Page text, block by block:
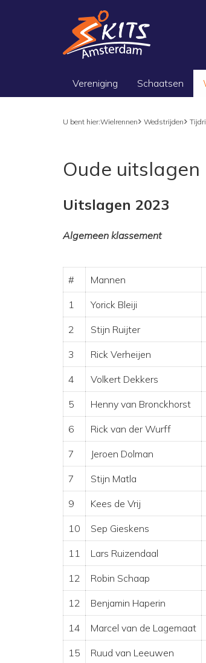
Vereniging Schaatsen
U bent hier:Wielrennen Wedstrijden
Oude uitslagen
Uitslagen 2023
Algemeen klassement
# Mannen
1 Yorick Bleiji
2 Stijn Ruijter
3 Rick Verheijen
4 Volkert Dekkers
5 Henny van Bronckhorst
6 Rick van der Wurff
7 Jeroen Dolman
7 Stijn Matla
9 Kees de Vrij
10 Sep Gieskens
11 Lars Ruizendaal
12 Robin Schaap
12 Benjamin Haperin
14 Marcel van de Lagemaat
15 Ruud van Leeuwen